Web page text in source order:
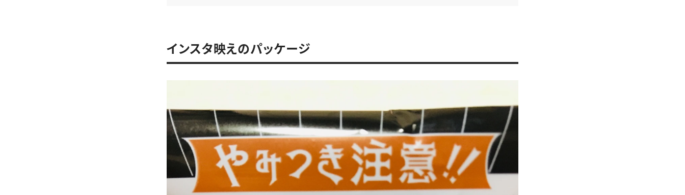
インスタ映えのパッケージ